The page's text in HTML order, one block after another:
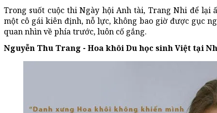
Trong suốt cuộc thi Ngày hội Anh tài, Trang Nhi để lại
một cô gái kiên định, nỗ lực, không bao giờ được gục
quan nhìn về phía trước, luôn cố gắng.
Nguyễn Thu Trang - Hoa khôi Du học sinh Việt tại